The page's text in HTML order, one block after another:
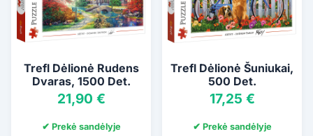
Trefl Dėlionė Rudens
Dvaras, 1500 Det.
21,90 €
✔ Prekė sandėlyje
Trefl Dėlionė Šuniukai,
500 Det.
17,25 €
✔ Prekė sandėlyje